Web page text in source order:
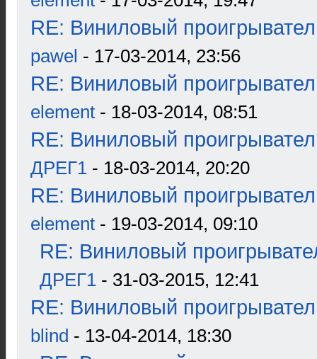
RE: Виниловый
pawel - 17-03-2014, 23:56
RE: Виниловый
element - 18-03-2014, 08:51
RE: Виниловый
ДРЕГ1 - 18-03-2014, 20:20
RE: Виниловый
element - 19-03-2014, 09:10
RE: Виниловый
ДРЕГ1 - 31-03-2015, 12:41
RE: Виниловый
blind - 13-04-2014, 18:30